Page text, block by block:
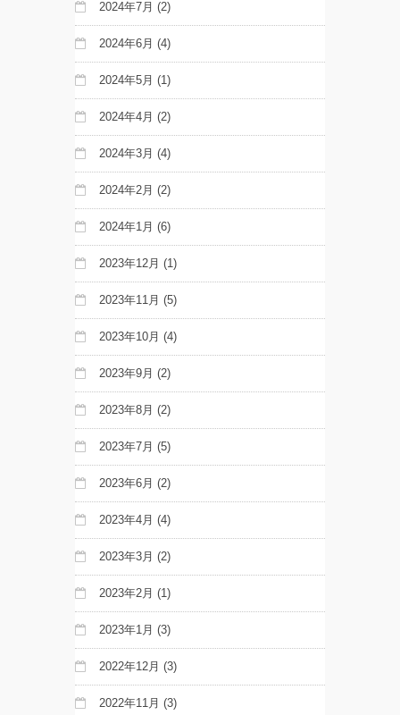
2024年7月 (2)
2024年6月 (4)
2024年5月 (1)
2024年4月 (2)
2024年3月 (4)
2024年2月 (2)
2024年1月 (6)
2023年12月 (1)
2023年11月 (5)
2023年10月 (4)
2023年9月 (2)
2023年8月 (2)
2023年7月 (5)
2023年6月 (2)
2023年4月 (4)
2023年3月 (2)
2023年2月 (1)
2023年1月 (3)
2022年12月 (3)
2022年11月 (3)